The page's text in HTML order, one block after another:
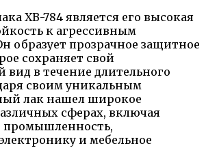
ХВ-784 является его высокая
к агрессивным
образует прозрачное защитное
сохраняет свой
вид в течение длительного
своим уникальным
лак нашел широкое
сферах, включая
промышленность,
и мебельное